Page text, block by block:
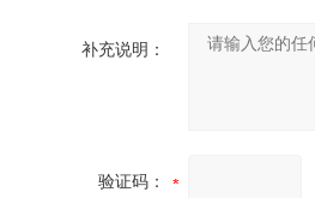
补充说明：
验证码：